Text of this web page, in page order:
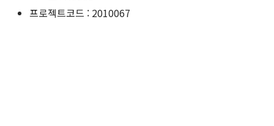
프로젝트코드 : 2010067